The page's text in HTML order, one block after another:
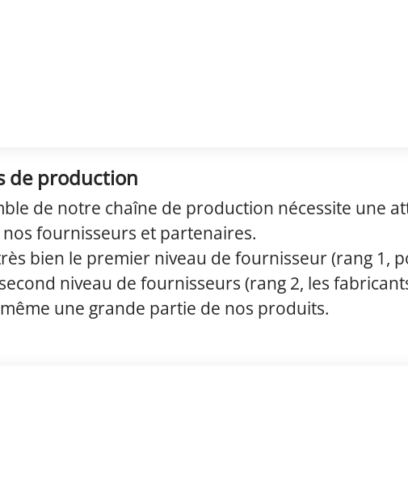
de production
de notre chaîne de production nécessite une
fournisseurs et partenaires.
bien le premier niveau de fournisseur (rang 1,
niveau de fournisseurs (rang 2, les
une grande partie de nos produits.